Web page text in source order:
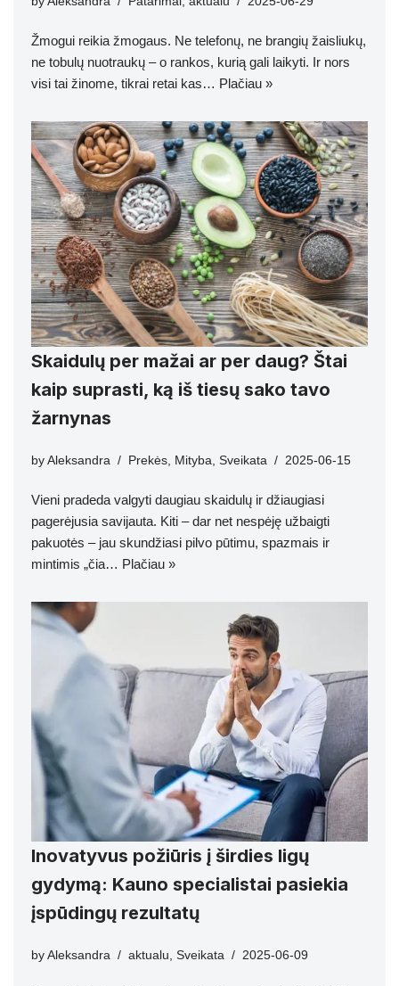
Žmogui reikia žmogaus. Ne telefonų, ne brangių žaisliukų,
ne tobulų nuotraukų – o rankos, kurią gali laikyti. Ir nors
visi tai žinome, tikrai retai kas… Plačiau »
Skaidulų per mažai ar per daug? Štai
kaip suprasti, ką iš tiesų sako tavo
žarnynas
by Aleksandra Prekės Mityba Sveikata 2025-06-15
Vieni pradeda valgyti daugiau skaidulų ir džiaugiasi
pagerėjusia savijauta. Kiti – dar net nespėję užbaigti
pakuotės – jau skundžiasi pilvo pūtimu, spazmais ir
mintimis „čia… Plačiau »
Inovatyvus požiūris į širdies ligų
gydymą: Kauno specialistai pasiekia
įspūdingų rezultatų
by Aleksandra aktualu, Sveikata 2025-06-09